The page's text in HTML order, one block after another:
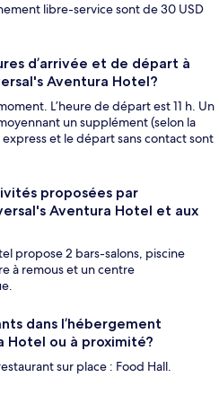
libre-service sont de 30 USD
d’arrivée et de départ à
Aventura Hotel?
L’heure de départ est 11 h. Un
un supplément (selon la
et le départ sans contact sont
proposées par
Aventura Hotel et aux
propose 2 bars-salons, piscine
à remous et un centre
dans l’hébergement
Hotel ou à proximité?
sur place : Food Hall.